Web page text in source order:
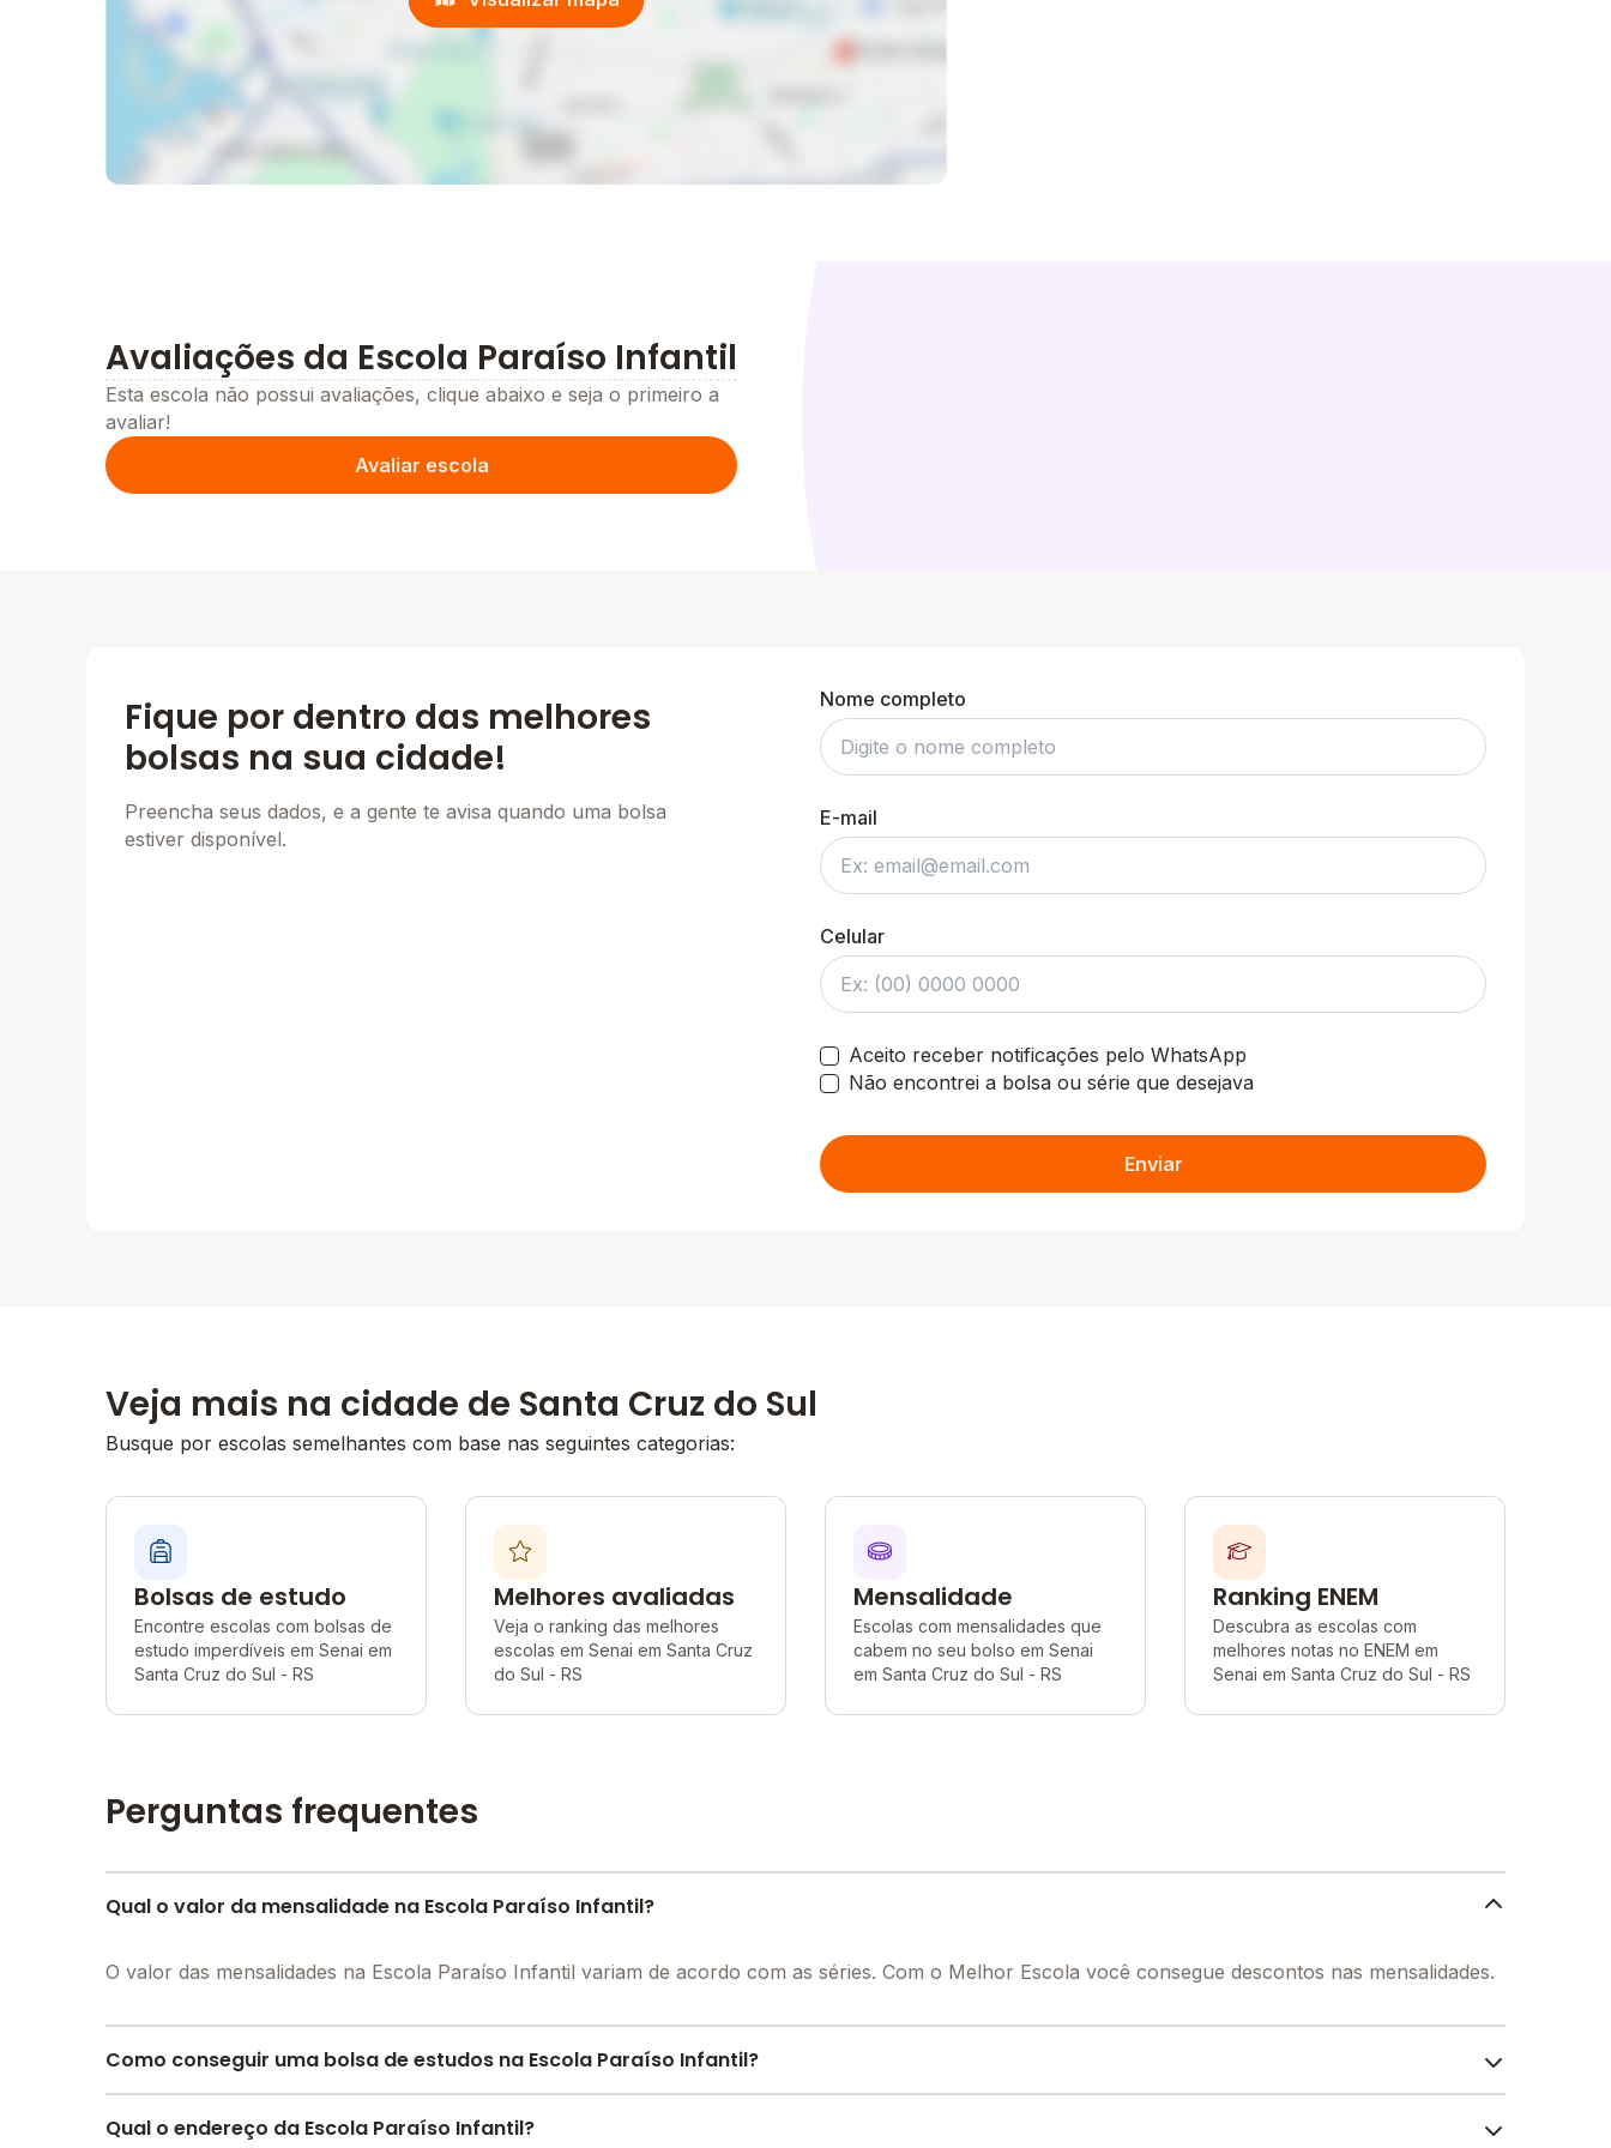
Avaliações da Escola Paraíso Infantil
Esta escola não possui avaliações, clique abaixo e seja o primeiro a
avaliar!
Avaliar escola
Fique por dentro das melhores
bolsas na sua cidade!
Preencha seus dados, e a gente te avisa quando uma bolsa
estiver disponível.
Nome completo
E-mail
Celular
Aceito receber notificações pelo WhatsApp
Não encontrei a bolsa ou série que desejava
Enviar
Veja mais na cidade de Santa Cruz do Sul
Busque por escolas semelhantes com base nas seguintes categorias:
Bolsas de estudo
Encontre escolas com bolsas de
estudo imperdíveis em Senai em
Santa Cruz do Sul - RS
Melhores avaliadas
Veja o ranking das melhores
escolas em Senai em Santa Cruz
do Sul - RS
Mensalidade
Escolas com mensalidades que
cabem no seu bolso em Senai
em Santa Cruz do Sul - RS
Ranking ENEM
Descubra as escolas com
melhores notas no ENEM em
Senai em Santa Cruz do Sul - RS
Perguntas frequentes
Qual o valor da mensalidade na Escola Paraíso Infantil?
O valor das mensalidades na Escola Paraíso Infantil variam de acordo com as séries. Com o Melhor Escola você consegue descontos nas mensalidades.
Como conseguir uma bolsa de estudos na Escola Paraíso Infantil?
Pesquise bolsas disponíveis no Melhor Escola e encontre o melhor desconto para você.
Qual o endereço da Escola Paraíso Infantil?